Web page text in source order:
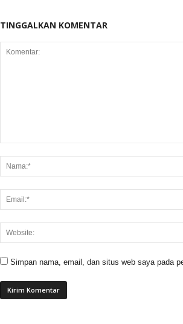
TINGGALKAN KOMENTAR
Simpan nama, email, dan situs web saya pada